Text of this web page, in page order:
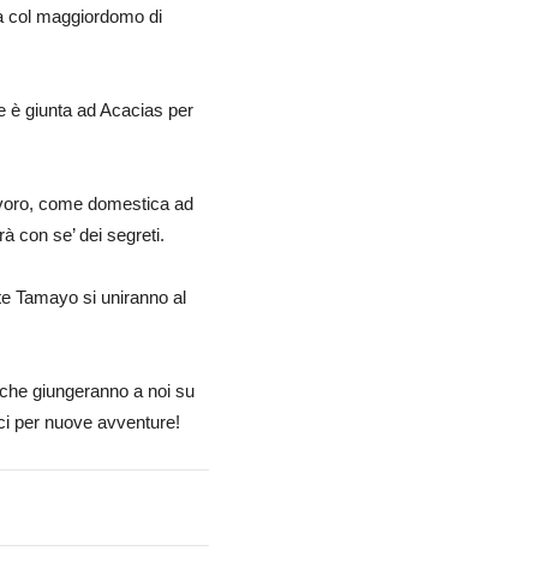
col maggiordomo di
è giunta ad Acacias per
come domestica ad
con se’ dei segreti.
Tamayo si uniranno al
giungeranno a noi su
per nuove avventure!